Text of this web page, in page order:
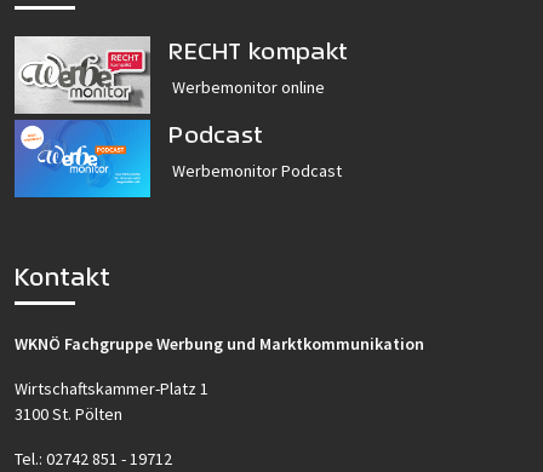
RECHT kompakt
Werbemonitor online
Podcast
Werbemonitor Podcast
Kontakt
WKNÖ Fachgruppe Werbung und Marktkommunikation
Wirtschaftskammer-Platz 1
3100 St. Pölten
Tel.: 02742 851 - 19712